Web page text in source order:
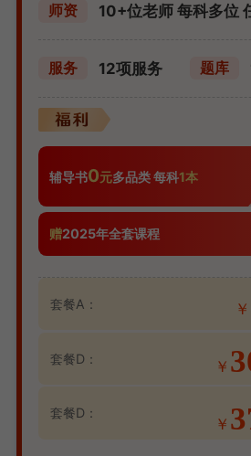
师资 10+位老师 每科多位
服务 12项服务 题库
辅导书0元多品类 每科1本
赠2025年全套课程
套餐A： ￥
套餐D： ￥
套餐D：
￥